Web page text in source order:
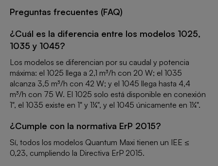
Preguntas frecuentes (FAQ)
¿Cuál es la diferencia entre los modelos 1025,
1035 y 1045?
Los modelos se diferencian por su caudal y potencia
máxima: el 1025 llega a 2,1 m³/h con 20 W; el 1035
alcanza 3,5 m³/h con 42 W; y el 1045 llega hasta 4,4
m³/h con 75 W. El 1025 solo está disponible en conexión
1", el 1035 existe en 1" y 1¼", y el 1045 únicamente en 1¼".
¿Cumple con la normativa ErP 2015?
Sí, todos los modelos Quantum Maxi tienen un IEE ≤
0,23, cumpliendo la Directiva ErP 2015.